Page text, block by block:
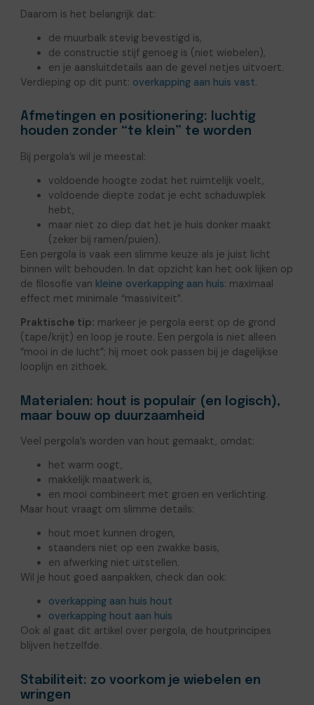
Daarom is het belangrijk dat:
de muurbalk stevig bevestigd is,
de constructie stijf genoeg is (niet wiebelen),
en je aansluitdetails aan de gevel netjes uitvoert.
Verdieping op dit punt: overkapping aan huis vast.
Afmetingen en positionering: luchtig
houden zonder “te klein” te worden
Bij pergola’s wil je meestal:
voldoende hoogte zodat het ruimtelijk voelt,
voldoende diepte zodat je echt schaduwplek
hebt,
maar niet zo diep dat het je huis donker maakt
(zeker bij ramen/puien).
Een pergola is vaak een slimme keuze als je juist licht
binnen wilt behouden. In dat opzicht kan het ook lijken op
de filosofie van kleine overkapping aan huis: maximaal
effect met minimale “massiviteit”.
Praktische tip: markeer je pergola eerst op de grond
(tape/krijt) en loop je route. Een pergola is niet alleen
“mooi in de lucht”; hij moet ook passen bij je dagelijkse
looplijn en zithoek.
Materialen: hout is populair (en logisch),
maar bouw op duurzaamheid
Veel pergola’s worden van hout gemaakt, omdat:
het warm oogt,
makkelijk maatwerk is,
en mooi combineert met groen en verlichting.
Maar hout vraagt om slimme details:
hout moet kunnen drogen,
staanders niet op een zwakke basis,
en afwerking niet uitstellen.
Wil je hout goed aanpakken, check dan ook:
overkapping aan huis hout
overkapping hout aan huis
Ook al gaat dit artikel over pergola, de houtprincipes
blijven hetzelfde.
Stabiliteit: zo voorkom je wiebelen en
wringen